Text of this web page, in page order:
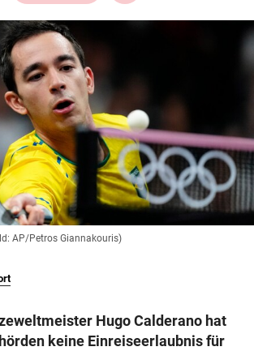
GmbH & Co KG 2026
Wien
AP/Petros Giannakouris)
Hugo Calderano hat
keine Einreiseerlaubnis für